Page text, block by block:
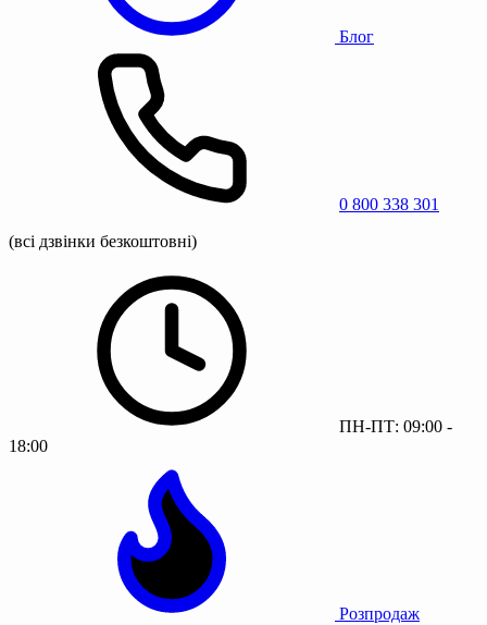
Блог
0 800 338 301
(всі дзвінки безкоштовні)
ПН-ПТ: 09:00 -
18:00
Розпродаж